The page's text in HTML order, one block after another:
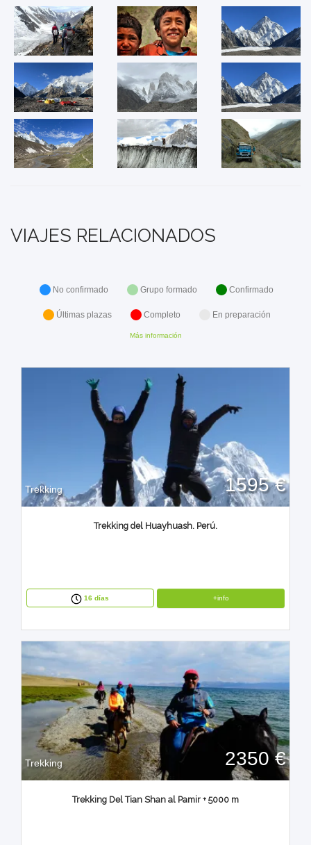
VIAJES RELACIONADOS
No confirmado Grupo formado Confirmado
Últimas plazas Completo En preparación
Más información
Trekking 1595 €
Trekking del Huayhuash. Perú.
16 días +info
Trekking 2350 €
Trekking Del Tian Shan al Pamir + 5000 m